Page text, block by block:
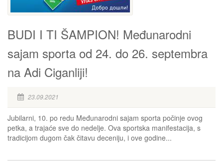
BUDI I TI ŠAMPION! Međunarodni
sajam sporta od 24. do 26. septembra
na Adi Ciganliji!
23.09.2021
Jubilarni, 10. po redu Međunarodni sajam sporta počinje ovog
petka, a trajaće sve do nedelje. Ova sportska manifestacija, s
tradicijom dugom čak čitavu deceniju, i ove godine...